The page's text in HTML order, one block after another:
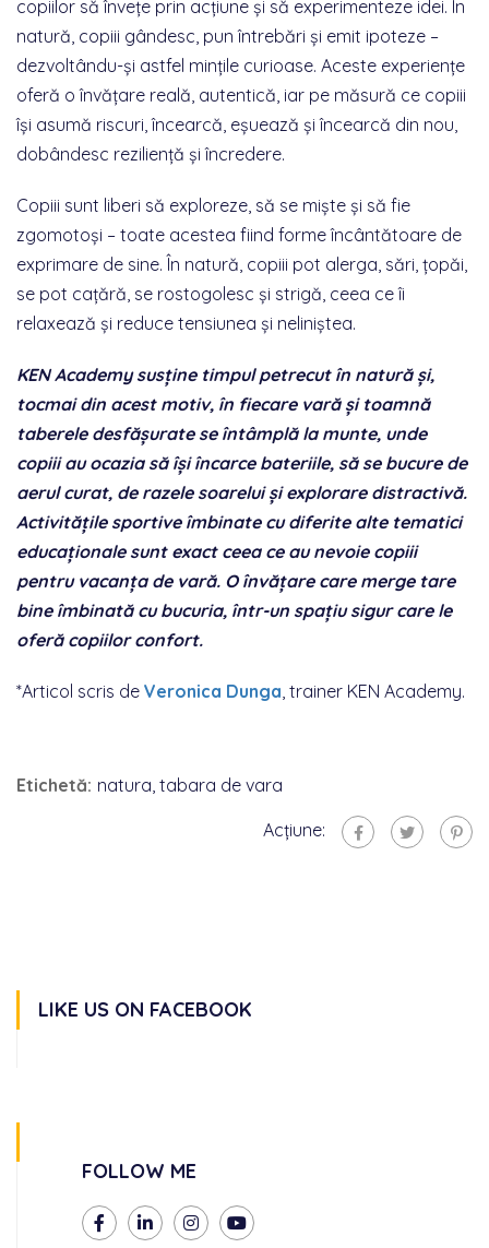
copiilor să învețe prin acțiune și să experimenteze idei. În
natură, copiii gândesc, pun întrebări și emit ipoteze –
dezvoltându-și astfel mințile curioase. Aceste experiențe
oferă o învățare reală, autentică, iar pe măsură ce copiii
își asumă riscuri, încearcă, eșuează și încearcă din nou,
dobândesc reziliență și încredere.
Copiii sunt liberi să exploreze, să se miște și să fie
zgomotoși – toate acestea fiind forme încântătoare de
exprimare de sine. În natură, copiii pot alerga, sări, țopăi,
se pot cațără, se rostogolesc și strigă, ceea ce îi
relaxează și reduce tensiunea și neliniștea.
KEN Academy susține timpul petrecut în natură și,
tocmai din acest motiv, în fiecare vară și toamnă
taberele desfășurate se întâmplă la munte, unde
copiii au ocazia să își încarce bateriile, să se bucure de
aerul curat, de razele soarelui și explorare distractivă.
Activitățile sportive îmbinate cu diferite alte tematici
educaționale sunt exact ceea ce au nevoie copiii
pentru vacanța de vară. O învățare care merge tare
bine îmbinată cu bucuria, într-un spațiu sigur care le
oferă copiilor confort.
*Articol scris de Veronica Dunga , trainer KEN Academy.
Etichetă: natura tabara de vara
Acțiune:
LIKE US ON FACEBOOK
FOLLOW ME